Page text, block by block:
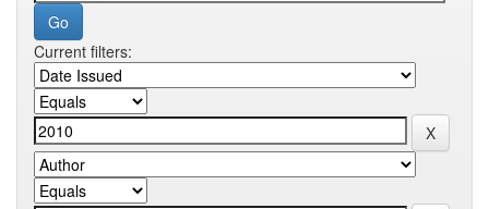
Current filters: